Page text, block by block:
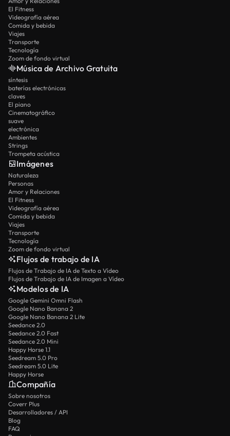
El Fitness
Videografía aérea
Comida y bebida
Viajes
Transporte
Tecnología
Zoom de fondo virtual
Música de Archivo Gratuita
síntesis
baterías electrónicas
claves
El piano
Cinematográfico
suave
electrónica
Ambientes
Strings
Trompeta acústica
Imágenes
Naturaleza
Personas
Amor y Relaciones
El Fitness
Videografía aérea
Comida y bebida
Viajes
Transporte
Tecnología
Zoom de fondo virtual
Flujos de trabajo de IA
Flujos de Trabajo de IA de Texto a Vídeo
Flujos de Trabajo de IA de Imagen a Vídeo
Modelos de IA
Google Gemini Omni Flash
Google Nano Banana 2
Google Nano Banana 2 Lite
Seedance 2.0
Seedance 2.0 Fast
Seedance 2.0 Mini
Happy Horse 1.1
Seedream 5.0 Pro
Seedream 5.0 Lite
Happy Horse
Compañía
Sobre nosotros
Coverr Plus
Desarrolladores / API
Blog
FAQ